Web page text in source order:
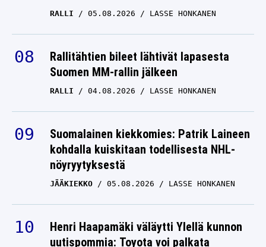
Rallitähtien bileet lähtivät lapasesta
Suomen MM-rallin jälkeen
RALLI 04.08.2026 LASSE HONKANEN
Suomalainen kiekkomies: Patrik Laineen
kohdalla kuiskitaan todellisesta NHL-
nöyryytyksestä
JÄÄKIEKKO 05.08.2026
Henri Haapamäki väläytti Ylellä kunnon
uutispommia: Toyota voi palkata
suomalaisen rallikuskin